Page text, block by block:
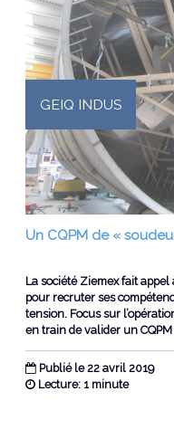
GEIQ INDUS
Un CQPM de «
La société Ziemex fait
pour recruter ses
tension. Focus sur
en train de valider un
Publié le 22 avril 2019
Lecture: 1 minute